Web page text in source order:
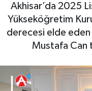
Akhisar’da 2025
Yükseköğretim
derecesi elde eden
Mustafa Can
Magazin
Duyurular
Kadın
Teknoloji
Yerel Haber
Duyurular
Tarım-Gıda
Sektörel